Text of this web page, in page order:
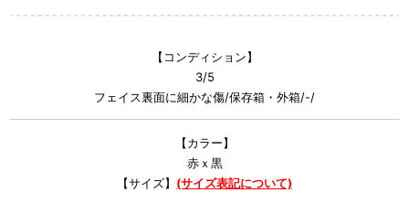
【コンディション】
3/5
フェイス裏面に細かな傷/保存箱・外箱/-/
【カラー】
赤ｘ黒
【サイズ】 (サイズ表記について)